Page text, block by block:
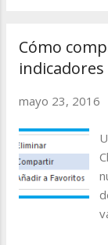
práctica el
aspectos como
utilizando la
el registro del
esperar la
denegación de
virtual tiene una
Cómo
mayo 23, 2016